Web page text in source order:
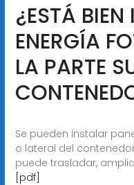
¿ESTÁ BIEN
ENERGÍA
LA PARTE
Se pueden instalar
o lateral del
puede trasladar,
[pdf]